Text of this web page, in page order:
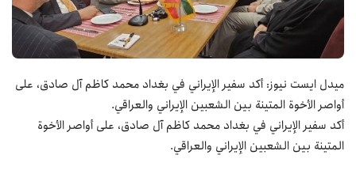
ميدل ايست نيوز: أكد سفير الإيراني في بغداد محمد كاظم آل صادق، على
أواصر الأخوة المتينة بين الشعبين الإيراني والعراقي.
أكد سفير الإيراني في بغداد محمد كاظم آل صادق، على أواصر الأخوة
المتينة بين الشعبين الإيراني والعراقي.